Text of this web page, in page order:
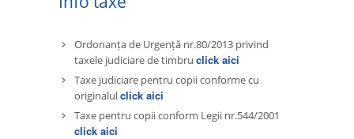
Ordonanța de Urgență nr.80/2013 privind
taxele judiciare de timbru click aici
Taxe judiciare pentru copii conforme cu
originalulclick aici
Taxe pentru copii conform Legii nr.544/2001
click aici